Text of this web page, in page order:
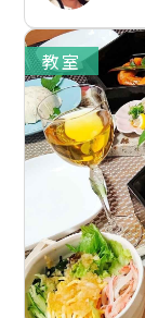
教室